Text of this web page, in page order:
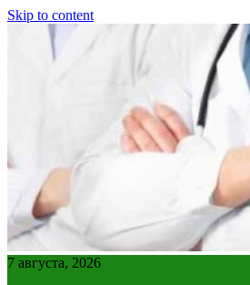
Skip to content
7 августа, 2026